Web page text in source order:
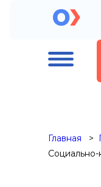
Главная
Социально-